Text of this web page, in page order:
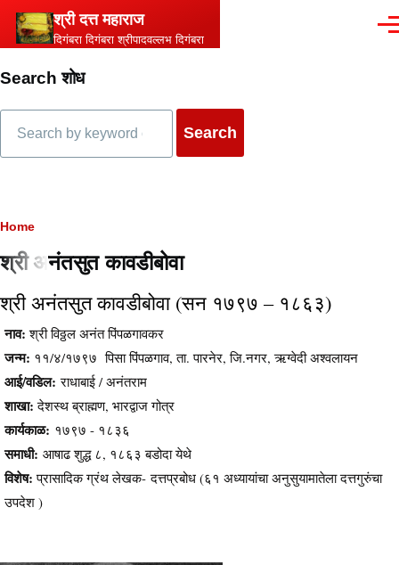
Skip to main content
श्री दत्त महाराज
दिगंबरा दिगंबरा श्रीपादवल्लभ दिगंबरा
Search शोध
Breadcrumb
Home
श्री अनंतसुत कावडीबोवा
Content
श्री अनंतसुत कावडीबोवा (सन १७९७ – १८६३)
नाव: श्री विठ्ठल अनंत पिंपळगावकर
जन्म: ११/४/१७९७ पिसा पिंपळगाव, ता. पारनेर, जि.नगर, ऋग्वेदी अश्वलायन
आई/वडिल:राधाबाई / अनंतराम
शाखा: देशस्थ ब्राह्मण, भारद्वाज गोत्र
कार्यकाळ: १७९७ - १८३६
समाधी: आषाढ शुद्ध ८, १८६३ बडोदा येथे
विशेष: प्रासादिक ग्रंथ लेखक- दत्तप्रबोध (६१ अध्यायांचा अनुसुयामातेला दत्तगुरुंचा
उपदेश )